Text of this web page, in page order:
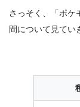
さっそく、「ポケ
間について見てい